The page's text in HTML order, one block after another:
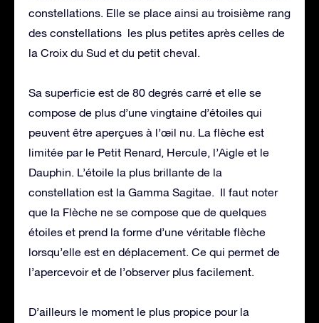
constellations. Elle se place ainsi au troisième rang
des constellations les plus petites après celles de
la Croix du Sud et du petit cheval.
Sa superficie est de 80 degrés carré et elle se
compose de plus d’une vingtaine d’étoiles qui
peuvent être aperçues à l’œil nu. La flèche est
limitée par le Petit Renard, Hercule, l’Aigle et le
Dauphin. L’étoile la plus brillante de la
constellation est la Gamma Sagitae. Il faut noter
que la Flèche ne se compose que de quelques
étoiles et prend la forme d’une véritable flèche
lorsqu’elle est en déplacement. Ce qui permet de
l’apercevoir et de l’observer plus facilement.
D’ailleurs le moment le plus propice pour la